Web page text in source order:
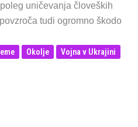
uničevanja človeških
tudi ogromno škodo
Okolje
Vojna v Ukrajini